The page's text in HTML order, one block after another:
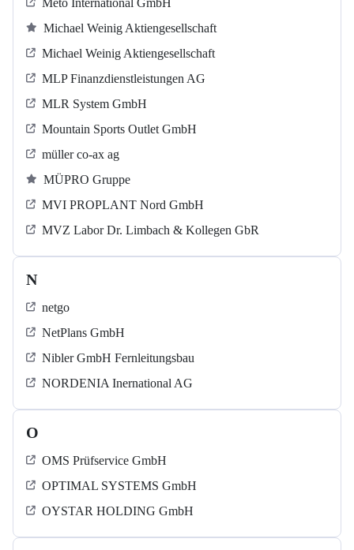
Meto International GmbH
Michael Weinig Aktiengesellschaft
Michael Weinig Aktiengesellschaft
MLP Finanzdienstleistungen AG
MLR System GmbH
Mountain Sports Outlet GmbH
müller co-ax ag
MÜPRO Gruppe
MVI PROPLANT Nord GmbH
MVZ Labor Dr. Limbach & Kollegen GbR
N
netgo
NetPlans GmbH
Nibler GmbH Fernleitungsbau
NORDENIA Inernational AG
O
OMS Prüfservice GmbH
OPTIMAL SYSTEMS GmbH
OYSTAR HOLDING GmbH